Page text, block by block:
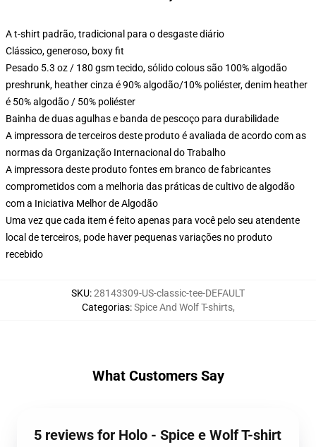
A t-shirt padrão, tradicional para o desgaste diário
Clássico, generoso, boxy fit
Pesado 5.3 oz / 180 gsm tecido, sólido colous são 100% algodão
preshrunk, heather cinza é 90% algodão/10% poliéster, denim heather
é 50% algodão / 50% poliéster
Bainha de duas agulhas e banda de pescoço para durabilidade
A impressora de terceiros deste produto é avaliada de acordo com as
normas da Organização Internacional do Trabalho
A impressora deste produto fontes em branco de fabricantes
comprometidos com a melhoria das práticas de cultivo de algodão
com a Iniciativa Melhor de Algodão
Uma vez que cada item é feito apenas para você pelo seu atendente
local de terceiros, pode haver pequenas variações no produto
recebido
SKU:28143309-US-classic-tee-DEFAULT
Categorias:Spice And Wolf T-shirts,
What Customers Say
5 reviews for Holo - Spice e Wolf T-shirt